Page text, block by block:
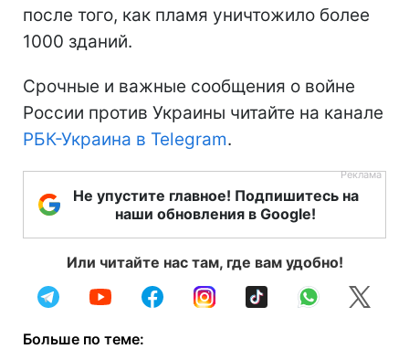
после того, как пламя уничтожило более
1000 зданий.
Срочные и важные сообщения о войне
России против Украины читайте на канале
РБК-Украина в Telegram.
Не упустите главное! Подпишитесь на
наши обновления в Google!
Или читайте нас там, где вам удобно!
Больше по теме: